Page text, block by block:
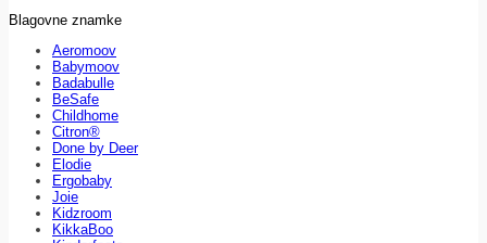
Blagovne znamke
Aeromoov
Babymoov
Badabulle
BeSafe
Childhome
Citron®
Done by Deer
Elodie
Ergobaby
Joie
Kidzroom
KikkaBoo